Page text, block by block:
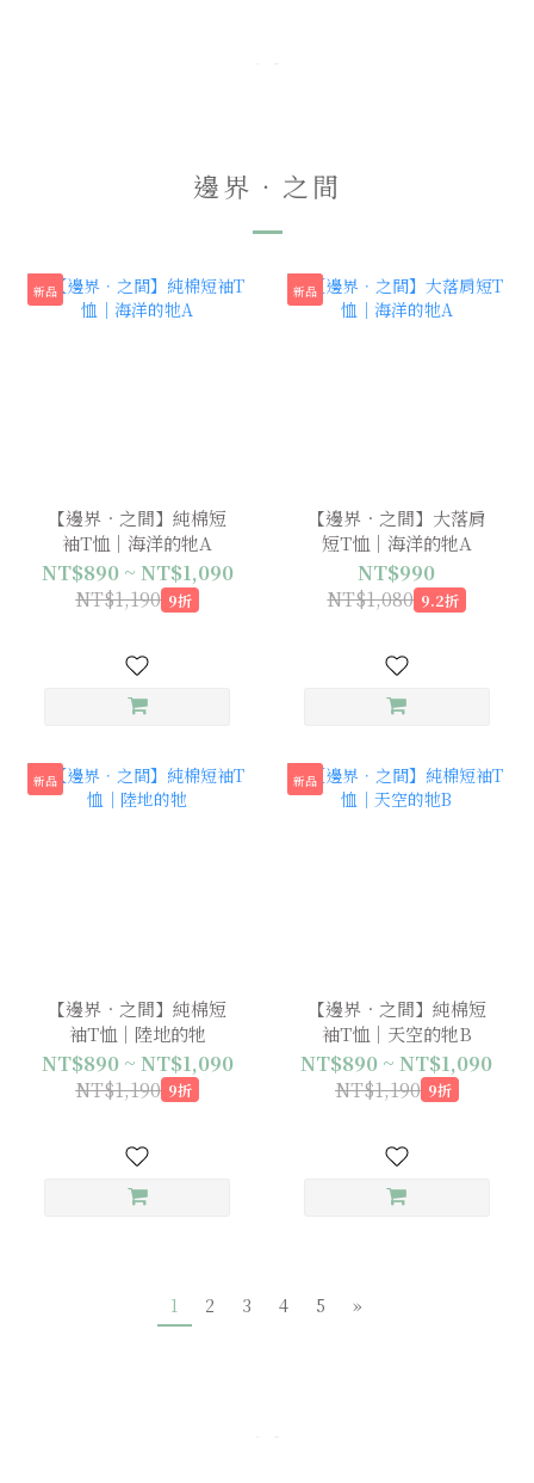
邊界．之間
新品
【邊界．之間】純棉短
袖T恤｜海洋的牠A
NT$890 ~ NT$1,090
NT$1,190 9折
新品
【邊界．之間】大落肩
短T恤｜海洋的牠A
NT$990
NT$1,080 9.2折
新品
【邊界．之間】純棉短
袖T恤｜陸地的牠
NT$890 ~ NT$1,090
NT$1,190 9折
新品
【邊界．之間】純棉短
袖T恤｜天空的牠B
NT$890 ~ NT$1,090
NT$1,190 9折
1 2 3 4 5 »